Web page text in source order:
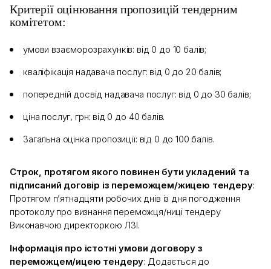
Критерії оцінювання пропозицій тендерним
комітетом:
умови взаєморозрахунків: від 0 до 10 балів;
кваліфікація надавача послуг: від 0 до 20 балів;
попередній досвід надавача послуг: від 0 до 30 балів;
ціна послуг, грн: від 0 до 40 балів.
Загальна оцінка пропозиції: від 0 до 100 балів.
Строк, протягом якого повинен бути укладений та
підписаний договір із переможцем/жицею тендеру:
Протягом п’ятнадцяти робочих днів із дня погодження
протоколу про визнання переможця/ниці тендеру
Виконавчою директоркою ЛЗІ.
Інформація про істотні умови договору з
переможцем/ицею тендеру: Додається до